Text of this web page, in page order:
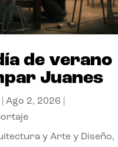
de verano
Juanes
|Ago 2, 2026
y Arte y Diseño,